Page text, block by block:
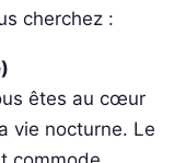
cherchez :
êtes au cœur
vie nocturne. Le